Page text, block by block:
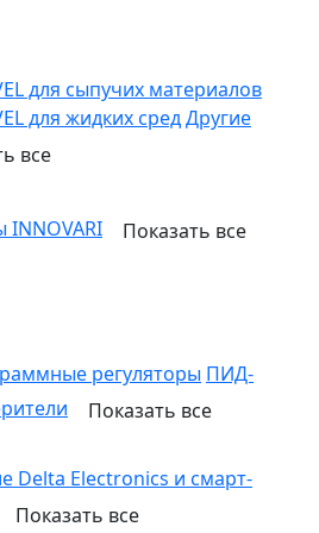
для сыпучих материалов
для жидких средДругие
все
Показать все
регуляторы ПИД-
Показать все
Delta Electronics и смарт-
Показать все